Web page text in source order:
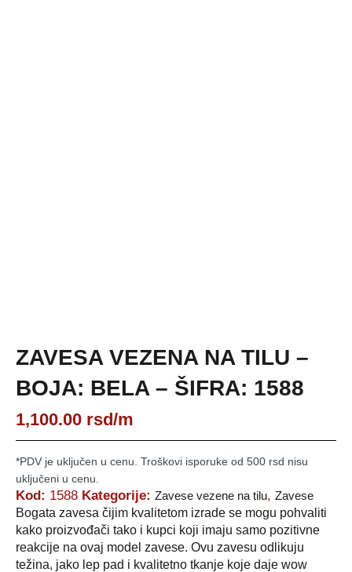
ZAVESA VEZENA NA TILU –
BOJA: BELA – ŠIFRA: 1588
1,100.00 rsd/m
*PDV je uključen u cenu. Troškovi isporuke od 500 rsd nisu
uključeni u cenu.
Kod: 1588 Kategorije: Zavese vezene na tilu, Zavese
Bogata zavesa čijim kvalitetom izrade se mogu pohvaliti
kako proizvođači tako i kupci koji imaju samo pozitivne
reakcije na ovaj model zavese. Ovu zavesu odlikuju
težina, jako lep pad i kvalitetno tkanje koje daje wow